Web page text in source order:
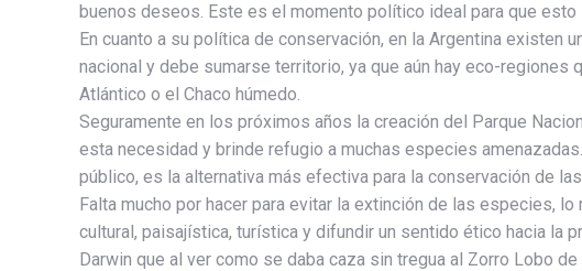
buenos deseos. Este es el momento político ideal para que
En cuanto a su política de conservación, en la Argentina
nacional y debe sumarse territorio, ya que aún hay eco-
Atlántico o el Chaco húmedo.
Seguramente en los próximos años la creación del Parque
esta necesidad y brinde refugio a muchas especies
público, es la alternativa más efectiva para la conservación de
Falta mucho por hacer para evitar la extinción de las especies,
cultural, paisajística, turística y difundir un sentido ético hacia la
Darwin que al ver como se daba caza sin tregua al Zorro Lobo